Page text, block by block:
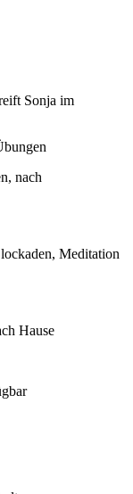
Sonja im
nach
Meditation
Hause